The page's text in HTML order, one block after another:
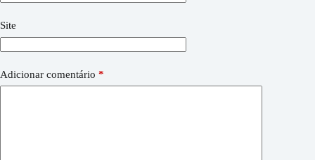
Site
Adicionar comentário *